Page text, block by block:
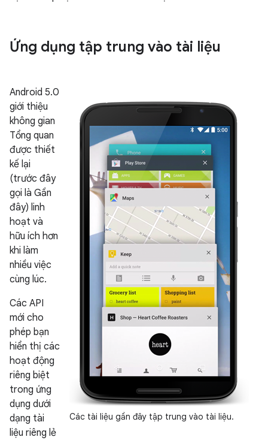
Ứng dụng tập trung vào tài liệu
Các tài liệu gần đây tập trung vào tài liệu.
Android 5.0
giới thiệu
không gian
Tổng quan
được thiết
kế lại
(trước đây
gọi là Gần
đây) linh
hoạt và
hữu ích hơn
khi làm
nhiều việc
cùng lúc.
Các API
mới cho
phép bạn
hiển thị các
hoạt động
riêng biệt
trong ứng
dụng dưới
dạng tài
liệu riêng lẻ